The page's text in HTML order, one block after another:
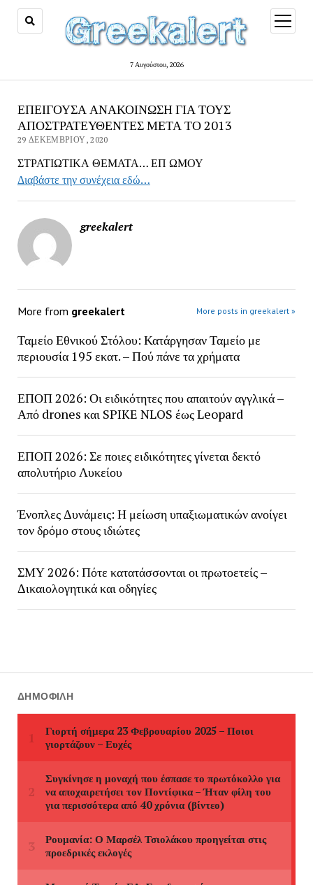
7 Αυγούστου, 2026
open
menu
ΕΠΕΙΓΟΥΣΑ ΑΝΑΚΟΙΝΩΣΗ ΓΙΑ ΤΟΥΣ
ΑΠΟΣΤΡΑΤΕΥΘΕΝΤΕΣ ΜΕΤΑ ΤΟ 2013
29 ΔΕΚΕΜΒΡΊΟΥ, 2020
ΣΤΡΑΤΙΩΤΙΚΑ ΘΕΜΑΤΑ… ΕΠ ΩΜΟΥ
Διαβάστε την συνέχεια εδώ…
greekalert
More from greekalert More posts in greekalert »
Ταμείο Εθνικού Στόλου: Κατάργησαν Ταμείο με
περιουσία 195 εκατ. – Πού πάνε τα χρήματα
ΕΠΟΠ 2026: Οι ειδικότητες που απαιτούν αγγλικά –
Από drones και SPIKE NLOS έως Leopard
ΕΠΟΠ 2026: Σε ποιες ειδικότητες γίνεται δεκτό
απολυτήριο Λυκείου
Ένοπλες Δυνάμεις: Η μείωση υπαξιωματικών ανοίγει
τον δρόμο στους ιδιώτες
ΣΜΥ 2026: Πότε κατατάσσονται οι πρωτοετείς –
Δικαιολογητικά και οδηγίες
ΔΗΜΟΦΙΛΉ